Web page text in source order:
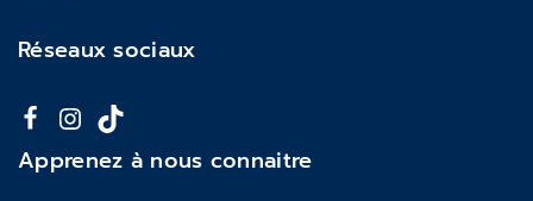
Réseaux sociaux
Apprenez à nous connaitre